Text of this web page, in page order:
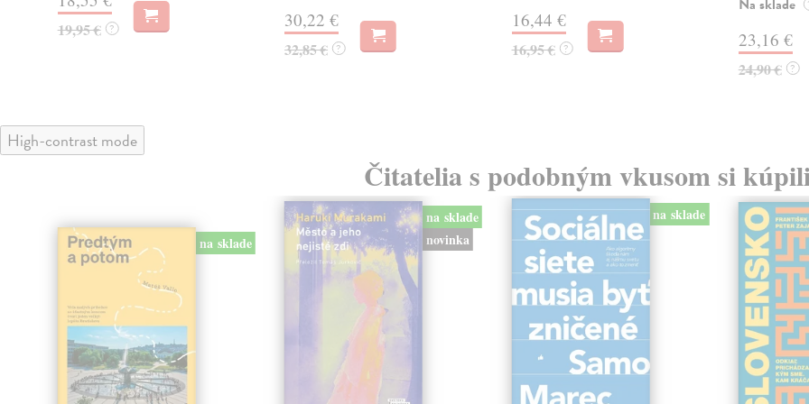
19,95 € ? 30,22 €
32,85 € ?
16,44 €
16,95 € ? 23,16 €
24,90 € ?
High-contrast mode
Čitatelia s podobným vkusom si
na sklade
na sklade
novinka
na sklade